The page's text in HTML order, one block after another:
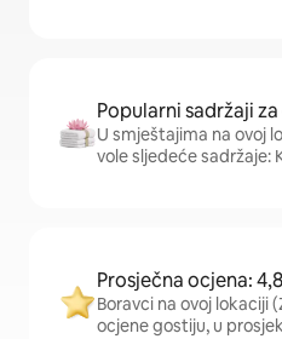
Popularni sadržaji
U smještajima na ovoj
vole sljedeće sadržaje:
Prosječna ocjena: 4,8
Boravci na ovoj lokaciji
ocjene gostiju, u